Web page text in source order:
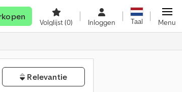
Volglijst(0) Inloggen Taal Menu
Relevantie